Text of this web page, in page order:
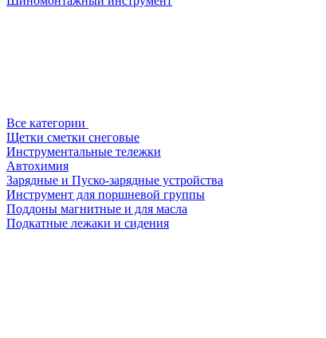
Все категории
Щетки сметки снеговые
Инструментальные тележки
Автохимия
Зарядные и Пуско-зарядные устройства
Инструмент для поршневой группы
Поддоны магнитные и для масла
Подкатные лежаки и сидения